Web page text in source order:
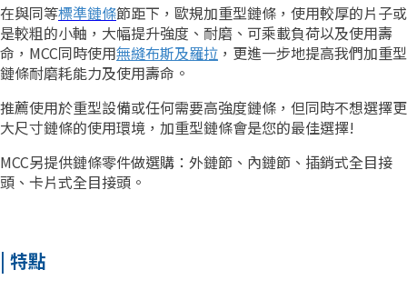
在與同等標準鏈條節距下，歐規加重型鏈條，使用較厚的片子或
是較粗的小軸，大幅提升強度、耐磨、可乘載負荷以及使用壽
命，MCC同時使用無縫布斯及羅拉 ，更進一步地提高我們加重型
鏈條耐磨耗能力及使用壽命。
推薦使用於重型設備或任何需要高強度鏈條，但同時不想選擇更
大尺寸鏈條的使用環境，加重型鏈條會是您的最佳選擇!
MCC另提供鏈條零件做選購：外鏈節、內鏈節、插銷式全目接
頭、卡片式全目接頭。
| 特點